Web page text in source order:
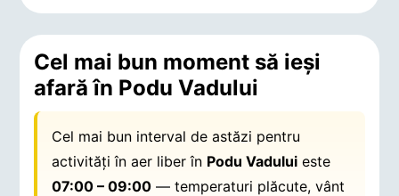
Cel mai bun moment să ieși
afară în Podu Vadului
Cel mai bun interval de astăzi pentru
activități în aer liber în Podu Vadului este
07:00 – 09:00 — temperaturi plăcute, vânt